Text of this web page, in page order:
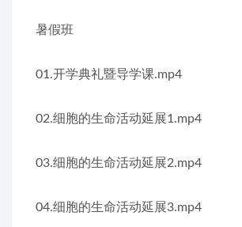
暑假班
01.开学典礼暨导学课.mp4
02.细胞的生命活动延展1.mp4
03.细胞的生命活动延展2.mp4
04.细胞的生命活动延展3.mp4